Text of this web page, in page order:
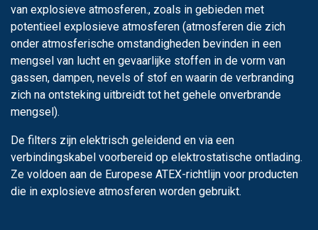
van explosieve atmosferen., zoals in gebieden met
potentieel explosieve atmosferen (atmosferen die zich
onder atmosferische omstandigheden bevinden in een
mengsel van lucht en gevaarlijke stoffen in de vorm van
gassen, dampen, nevels of stof en waarin de verbranding
zich na ontsteking uitbreidt tot het gehele onverbrande
mengsel).
De filters zijn elektrisch geleidend en via een
verbindingskabel voorbereid op elektrostatische ontlading.
Ze voldoen aan de Europese ATEX-richtlijn voor producten
die in explosieve atmosferen worden gebruikt.